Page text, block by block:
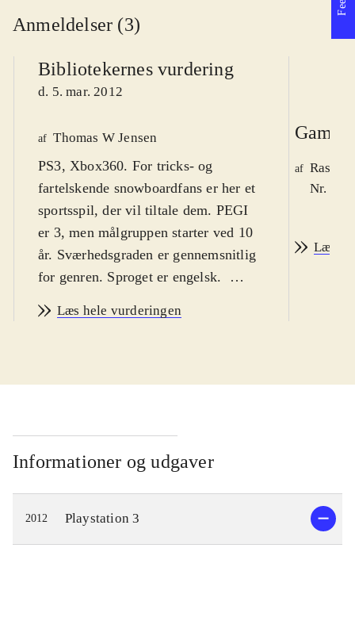
Anmeldelser (3)
Bibliotekernes vurdering
d. 5. mar. 2012
af Thomas W Jensen
PS3, Xbox360. For tricks- og
fartelskende snowboardfans er her et
sportsspil, der vil tiltale dem. PEGI
er 3, men målgruppen starter ved 10
år. Sværhedsgraden er gennemsnitlig
for genren. Sproget er engelsk.
snowboardspilserien SSX tilbage.
bjergkæder over hele verden. Der kan
Tricks, Race og Survive. Som
singlespiller kan spilles World Tour -
der er en slags karrieredel, der tager
én jorden rundt - og Explore hvor
man udfordrer sig selv og - afhængig
af præstationen - vinder badges og
Læs hele vurderingen
Game
af
Nr.
Læs
Informationer og udgaver
2012 Playstation 3